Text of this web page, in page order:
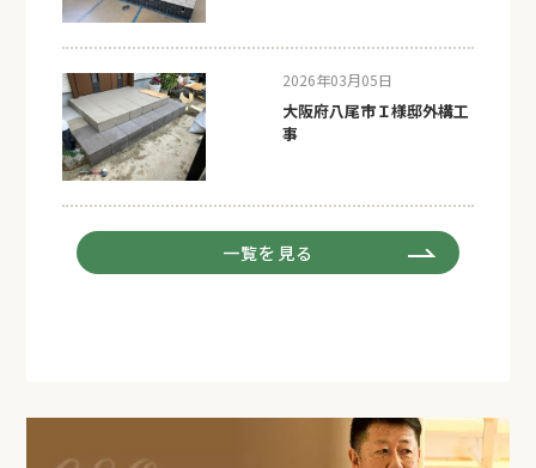
2026年03月05日
大阪府八尾市Ｉ様邸外構工
事
一覧を見る